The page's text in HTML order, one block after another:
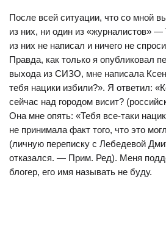
После всей ситуации, что со мной
из них, ни один из «журналистов»
из них не написал и ничего не
Правда, как только я опубликовал
выхода из СИЗО, мне написала
тебя нацики избили?». Я ответил:
сейчас над городом висит?
Она мне опять: «Тебя все-таки
не принимала факт того, что это
(личную переписку с Лебедевой
отказался. — Прим. Ред). Меня
блогер, его имя называть не буду.